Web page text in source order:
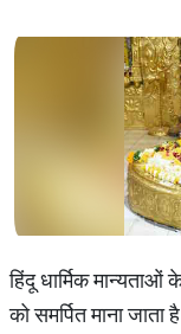
हिंदू धार्मिक
को समर्पित माना